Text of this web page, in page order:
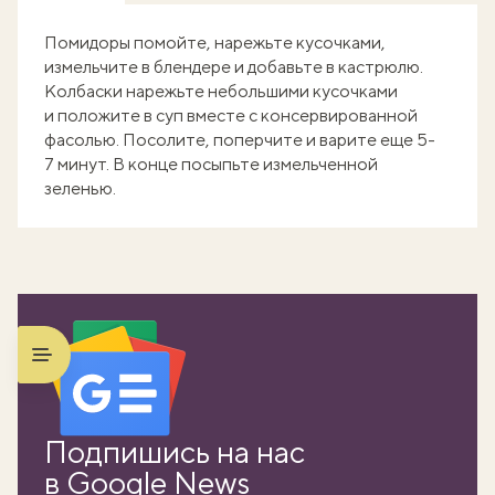
Помидоры помойте, нарежьте кусочками,
измельчите в блендере и добавьте в кастрюлю.
Колбаски нарежьте небольшими кусочками
и положите в суп вместе с консервированной
фасолью. Посолите, поперчите и варите еще 5-
7 минут. В конце посыпьте измельченной
зеленью.
Подпишись на нас
в Google News